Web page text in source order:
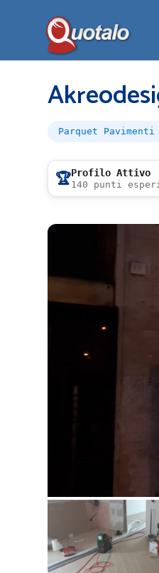
Parquet Pavimenti
🏆Profilo Attivo
140 punti